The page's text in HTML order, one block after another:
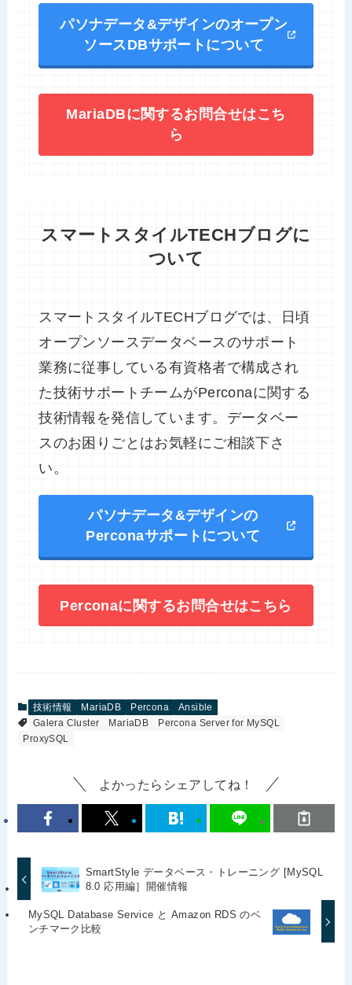
パソナデータ&デザインのオープン
ソースDBサポートについて
MariaDBに関するお問合せはこち
ら
スマートスタイルTECHブログに
ついて
スマートスタイルTECHブログでは、日頃
オープンソースデータベースのサポート
業務に従事している有資格者で構成され
た技術サポートチームがPerconaに関する
技術情報を発信しています。データベー
スのお困りごとはお気軽にご相談下さ
い。
パソナデータ&デザインの
Perconaサポートについて
Perconaに関するお問合せはこちら
技術情報 MariaDB Percona
Ansible
Galera Cluster
MariaDB
Percona Server for MySQL
ProxySQL
よかったらシェアしてね！
SmartStyle データベース・トレーニング [MySQL
8.0 応用編］開催情報
MySQL Database Service と Amazon RDS のベ
ンチマーク比較